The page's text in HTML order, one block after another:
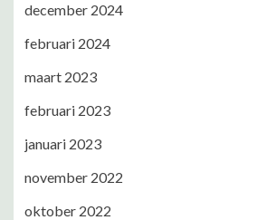
december 2024
februari 2024
maart 2023
februari 2023
januari 2023
november 2022
oktober 2022